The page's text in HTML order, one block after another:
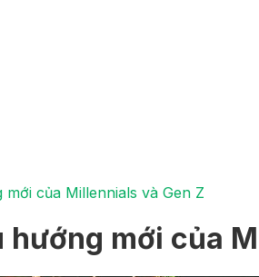
của Millennials và Gen Z
mới của